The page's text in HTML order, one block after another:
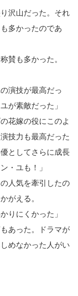
沢山だった。それ
多かったのであ
賛も多かった。
演技が最高だっ
が素敵だった」
花嫁の役にこのよ
技力も最高だった
としてさらに成長
・ユも！」
人気を牽引したの
がえる。
りにくかった」
あった。ドラマが
めなかった人がい